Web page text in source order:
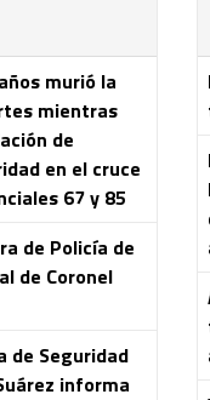
murió la
mientras
de
en el cruce
67 y 85
de Policía de
de Coronel
de Seguridad
informa